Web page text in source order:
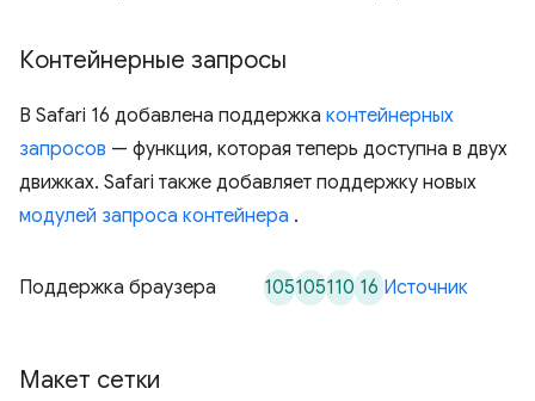
Контейнерные запросы
В Safari 16 добавлена ​​поддержка контейнерных
запросов — функция, которая теперь доступна в двух
движках. Safari также добавляет поддержку новых
модулей запроса контейнера .
Поддержка браузера 105105110 16 Источник
Макет сетки